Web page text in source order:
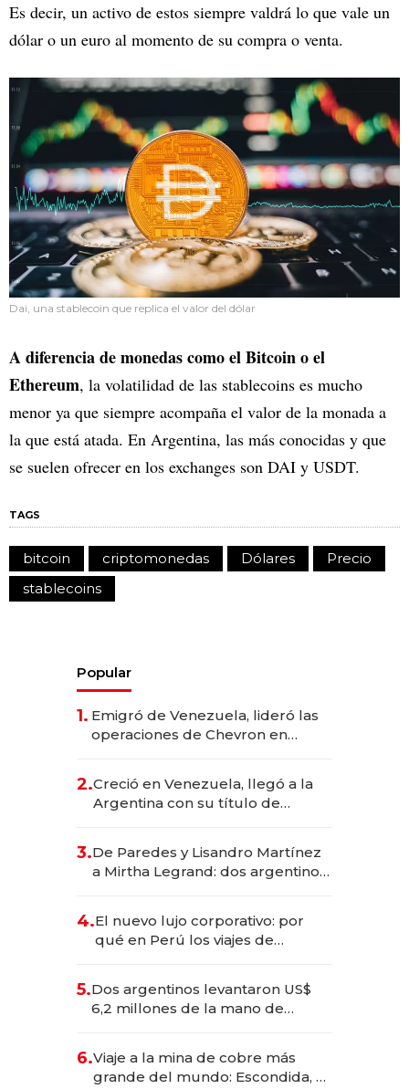
Es decir, un activo de estos siempre valdrá lo que vale un
dólar o un euro al momento de su compra o venta.
Dai, una stablecoin que replica el valor del dólar
A diferencia de monedas como el Bitcoin o el
Ethereum, la volatilidad de las stablecoins es mucho
menor ya que siempre acompaña el valor de la monada a
la que está atada. En Argentina, las más conocidas y que
se suelen ofrecer en los exchanges son DAI y USDT.
TAGS
bitcoin criptomonedas Dólares
Precio
stablecoins
Popular
1. Emigró de Venezuela, lideró las
operaciones de Chevron en
2.Creció en Venezuela, llegó a la
Argentina con su título de
las marcas "fast premium"
3.De Paredes y Lisandro Martínez
a Mirtha Legrand: dos argentinos
4.El nuevo lujo corporativo: por
qué en Perú los viajes de
para convertirse en experiencias
transformadoras
5.Dos argentinos levantaron US$
6,2 millones de la mano de
6.Viaje a la mina de cobre más
grande del mundo: Escondida, el